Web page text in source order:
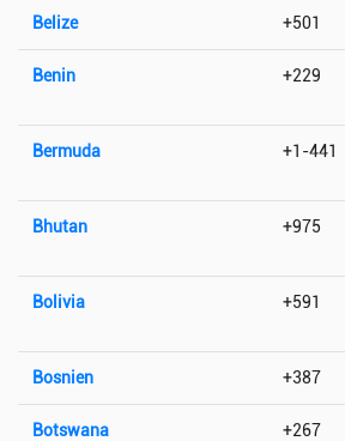
Belize +501
Benin +229
Bermuda +1-441
Bhutan +975
Bolivia +591
Bosnien +387
Botswana +267